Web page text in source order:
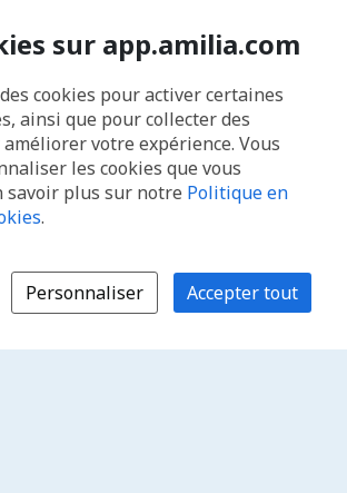
sur app.amilia.com
cookies pour activer certaines
ainsi que pour collecter des
votre expérience. Vous
les cookies que vous
savoir plus sur notre Politique en
.
Personnaliser Accepter tout